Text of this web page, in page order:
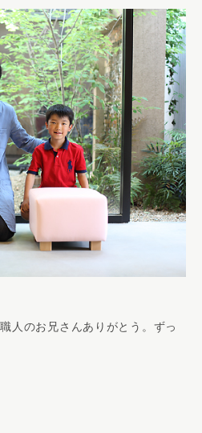
人のお兄さんありがとう。ずっ